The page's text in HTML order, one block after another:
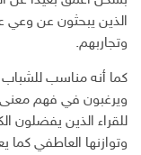
الذين يبحثون عن
وتجاربهم.
كما أنه مناسب للشباب
ويرغبون في فهم معنى
للقراء الذين يفضلون
وتوازنها العاطفي كما